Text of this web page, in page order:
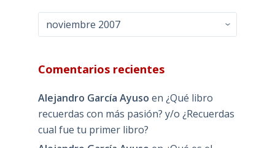
Archivos
Comentarios recientes
Alejandro García Ayuso en ¿Qué libro
recuerdas con más pasión? y/o ¿Recuerdas
cual fue tu primer libro?